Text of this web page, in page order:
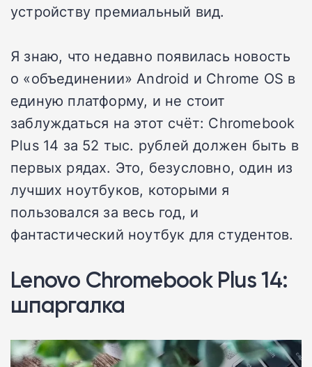
устройству премиальный вид.
Я знаю, что недавно появилась новость
о «объединении» Android и Chrome OS в
единую платформу, и не стоит
заблуждаться на этот счёт: Chromebook
Plus 14 за 52 тыс. рублей должен быть в
первых рядах. Это, безусловно, один из
лучших ноутбуков, которыми я
пользовался за весь год, и
фантастический ноутбук для студентов.
Lenovo Chromebook Plus 14:
шпаргалка